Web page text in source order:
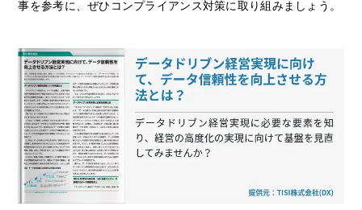
事を参考に、ぜひコンプライアンス対策に取り組みましょう。